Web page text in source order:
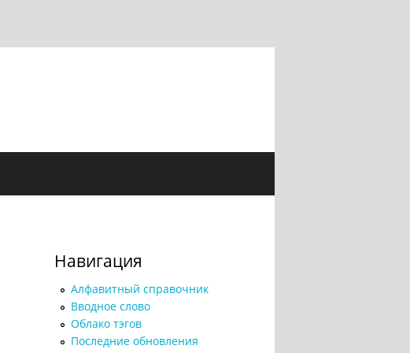
Навигация
Алфавитный справочник
Вводное слово
Облако тэгов
Последние обновления